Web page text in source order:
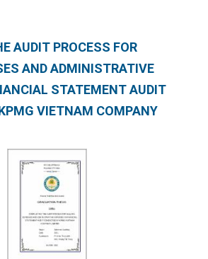
AUDIT PROCESS FOR
AND ADMINISTRATIVE
STATEMENT AUDIT
VIETNAM COMPANY